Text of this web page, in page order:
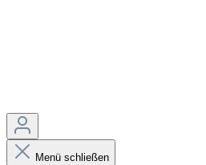
Menü schließen